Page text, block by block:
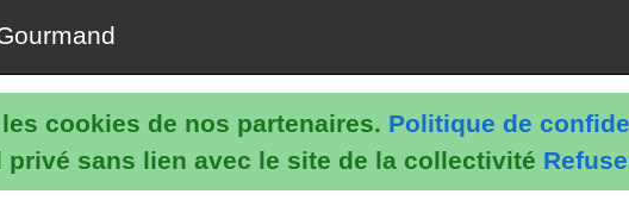
cookies de nos partenaires. Politique de
privé sans lien avec le site de la collectivité